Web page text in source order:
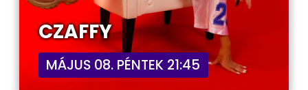
CZAFFY
MÁJUS 08. PÉNTEK 21:45